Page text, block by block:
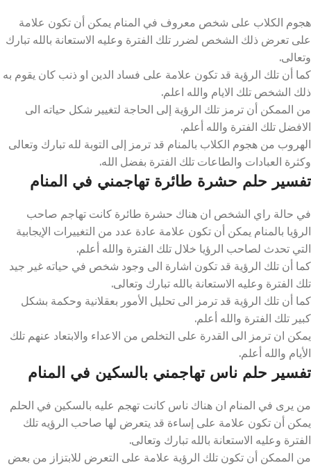
هجوم الكلاب على شخص معروف في المنام يمكن أن تكون علامة
على تعرض ذلك الشخص لضرر تلك الفترة وعليه الاستعانة بالله تبارك
وتعالى.
كما أن تلك الرؤية قد تكون علامة على فساد الدين او ذنب كان يقوم به
ذلك الشخص تلك الايام والله اعلم.
من الممكن أن ترمز تلك الرؤية إلى الحاجة لتغيير شكل حياته الى
الافضل تلك الفترة والله أعلم.
الهروب من هجوم الكلاب بالمنام قد ترمز إلى التوبة لله تبارك وتعالى
وكثرة العبادات والطاعات تلك الفترة بفضل الله.
تفسير حلم حشرة طائرة تهاجمني في المنام
في حالة راي الشخص ان هناك حشرة طائرة كانت تهاجم صاحب
الرؤيا بالمنام يمكن أن تكون علامة عادة عدد من التغييرات الإيجابية
التي تحدث لصاحب الرؤيا خلال تلك الفترة والله أعلم.
كما أن تلك الرؤية قد تكون اشارة الى وجود شخص في حياته غير جيد
تلك الفترة وعليه الاستعانة بالله تبارك وتعالى.
كما أن تلك الرؤية قد ترمز الى تحليل الأمور بعقلانية وحكمة بشكل
كبير تلك الفترة والله أعلم.
يمكن ان ترمز الى القدرة على التخلص من الاعداء والابتعاد عنهم تلك
الأيام والله أعلم.
تفسير حلم ناس تهاجمني بالسكين في المنام
من يرى في المنام ان هناك ناس كانت تهجم عليه بالسكين في الحلم
يمكن أن تكون علامة على إساءة قد يتعرض لها صاحب الرؤيه تلك
الفترة وعليه الاستعانة بالله تبارك وتعالى.
من الممكن أن تكون تلك الرؤية علامة على التعرض للابتزاز من بعض